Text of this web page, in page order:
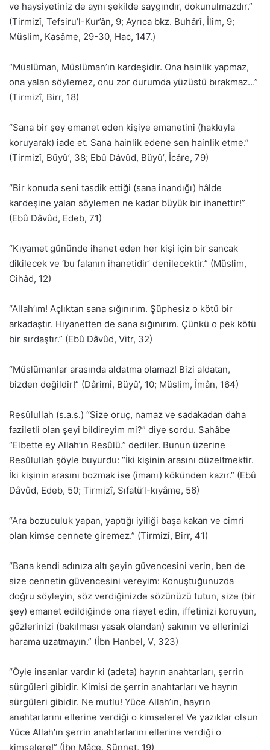
ve haysiyetiniz de aynı şekilde saygındır, dokunulmazdır.”
(Tirmizî, Tefsiru’l-Kur’ân, 9; Ayrıca bkz. Buhârî, İlim, 9;
Müslim, Kasâme, 29-30, Hac, 147.)
“Müslüman, Müslüman’ın kardeşidir. Ona hainlik yapmaz,
ona yalan söylemez, onu zor durumda yüzüstü bırakmaz…”
(Tirmizî, Birr, 18)
“Sana bir şey emanet eden kişiye emanetini (hakkıyla
koruyarak) iade et. Sana hainlik edene sen hainlik etme.”
(Tirmizî, Büyû’, 38; Ebû Dâvûd, Büyû’, İcâre, 79)
“Bir konuda seni tasdik ettiği (sana inandığı) hâlde
kardeşine yalan söylemen ne kadar büyük bir ihanettir!”
(Ebû Dâvûd, Edeb, 71)
“Kıyamet gününde ihanet eden her kişi için bir sancak
dikilecek ve ‘bu falanın ihanetidir’ denilecektir.” (Müslim,
Cihâd, 12)
“Allah’ım! Açlıktan sana sığınırım. Şüphesiz o kötü bir
arkadaştır. Hıyanetten de sana sığınırım. Çünkü o pek kötü
bir sırdaştır.” (Ebû Dâvûd, Vitr, 32)
“Müslümanlar arasında aldatma olamaz! Bizi aldatan,
bizden değildir!” (Dârimî, Büyû’, 10; Müslim, Îmân, 164)
Resûlullah (s.a.s.) “Size oruç, namaz ve sadakadan daha
faziletli olan şeyi bildireyim mi?” diye sordu. Sahâbe
“Elbette ey Allah’ın Resûlü.” dediler. Bunun üzerine
Resûlullah şöyle buyurdu: “İki kişinin arasını düzeltmektir.
İki kişinin arasını bozmak ise (imanı) kökünden kazır.” (Ebû
Dâvûd, Edeb, 50; Tirmizî, Sıfatü’l-kıyâme, 56)
“Ara bozuculuk yapan, yaptığı iyiliği başa kakan ve cimri
olan kimse cennete giremez.” (Tirmizî, Birr, 41)
“Bana kendi adınıza altı şeyin güvencesini verin, ben de
size cennetin güvencesini vereyim: Konuştuğunuzda
doğru söyleyin, söz verdiğinizde sözünüzü tutun, size (bir
şey) emanet edildiğinde ona riayet edin, iffetinizi koruyun,
gözlerinizi (bakılması yasak olandan) sakının ve ellerinizi
harama uzatmayın.” (İbn Hanbel, V, 323)
“Öyle insanlar vardır ki (adeta) hayrın anahtarları, şerrin
sürgüleri gibidir. Kimisi de şerrin anahtarları ve hayrın
sürgüleri gibidir. Ne mutlu! Yüce Allah’ın, hayrın
anahtarlarını ellerine verdiği o kimselere! Ve yazıklar olsun
Yüce Allah’ın şerrin anahtarlarını ellerine verdiği o
kimselere!” (İbn Mâce, Sünnet, 19)